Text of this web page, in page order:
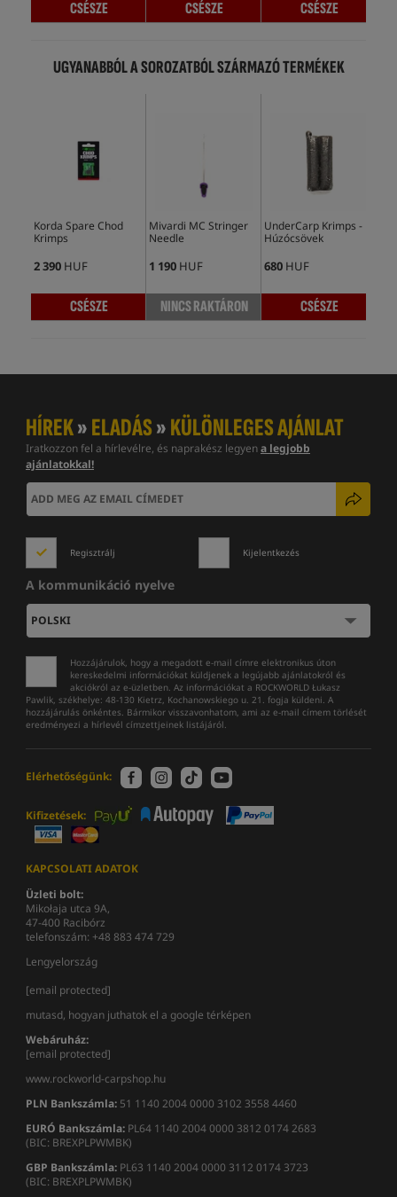
CSÉSZE CSÉSZE CSÉSZE
UGYANABBÓL A SOROZATBÓL SZÁRMAZÓ TERMÉKEK
Korda Spare Chod
Krimps
2 390 HUF
CSÉSZE
Mivardi MC Stringer
Needle
1 190 HUF
NINCS RAKTÁRON
UnderCarp Krimps -
Húzócsövek
680 HUF
CSÉSZE
HÍREK»ELADÁS»KÜLÖNLEGES AJÁNLAT
Iratkozzon fel a hírlevélre, és naprakész legyena legjobb
ajánlatokkal!
Regisztrálj Kijelentkezés
A kommunikáció nyelve
Hozzájárulok, hogy a megadott e-mail címre elektronikus úton
kereskedelmi információkat küldjenek a legújabb ajánlatokról és
akciókról az e-üzletben. Az információkat a ROCKWORLD Łukasz
Pawlik, székhelye: 48-130 Kietrz, Kochanowskiego u. 21. fogja küldeni. A
hozzájárulás önkéntes. Bármikor visszavonhatom, ami az e-mail címem törlését
eredményezi a hírlevél címzettjeinek listájáról.
Elérhetőségünk:
Kifizetések:
KAPCSOLATI ADATOK
Üzleti bolt:
Mikołaja utca 9A,
47-400 Racibórz
telefonszám: +48 883 474 729
Lengyelország
[email protected]
mutasd, hogyan juthatok el a google térképen
Webáruház:
[email protected]
www.rockworld-carpshop.hu
PLN Bankszámla: 51 1140 2004 0000 3102 3558 4460
EURÓ Bankszámla: PL64 1140 2004 0000 3812 0174 2683
(BIC: BREXPLPWMBK)
GBP Bankszámla: PL63 1140 2004 0000 3112 0174 3723
(BIC: BREXPLPWMBK)